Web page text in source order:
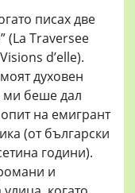
писах две
(La Traversee
d’elle).
духовен
ми беше дал
на емигрант
(от български
години).
и